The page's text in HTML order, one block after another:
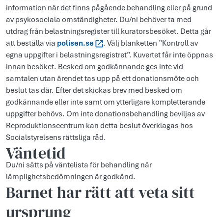
information när det finns pågående behandling eller på grund
av psykosociala omständigheter. Du/ni behöver ta med
utdrag från belastningsregister till kuratorsbesöket. Detta går
att beställa via polisen.se
. Välj blanketten ”Kontroll av
egna uppgifter i belastningsregistret”. Kuvertet får inte öppnas
innan besöket. Besked om godkännande ges inte vid
samtalen utan ärendet tas upp på ett donationsmöte och
beslut tas där. Efter det skickas brev med besked om
godkännande eller inte samt om ytterligare kompletterande
uppgifter behövs. Om inte donationsbehandling beviljas av
Reproduktionscentrum kan detta beslut överklagas hos
Socialstyrelsens rättsliga råd.
Väntetid
Du/ni sätts på väntelista för behandling när
lämplighetsbedömningen är godkänd.
Barnet har rätt att veta sitt
ursprung